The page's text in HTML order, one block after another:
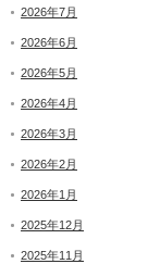
2026年7月
2026年6月
2026年5月
2026年4月
2026年3月
2026年2月
2026年1月
2025年12月
2025年11月